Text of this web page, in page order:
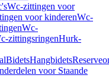
Wc-zittingen voor
voor kinderenWc-
Wc-
zittingsringenHurk-
BidetsHangbidets
voor Staande